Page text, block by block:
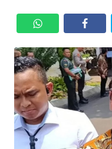
KRIMINAL
EKUIN
SAINS-TEKNO
KESEHATAN